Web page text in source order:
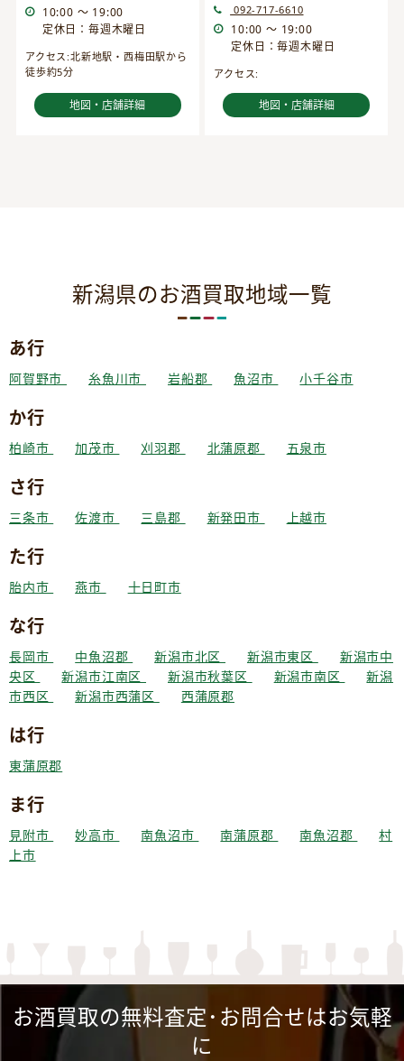
10:00 ～ 19:00
定休日：毎週木曜日
アクセス:北新地駅・西梅田駅から
徒歩約5分
地図・店舗詳細
092-717-6610
10:00 ～ 19:00
定休日：毎週木曜日
アクセス:
地図・店舗詳細
新潟県のお酒買取地域一覧
あ行
阿賀野市 糸魚川市 岩船郡 魚沼市 小千谷市
か行
柏崎市 加茂市 刈羽郡 北蒲原郡 五泉市
さ行
三条市 佐渡市 三島郡 新発田市 上越市
た行
胎内市 燕市 十日町市
な行
長岡市 中魚沼郡 新潟市北区 新潟市東区
新潟市中
央区
新潟市江南区 新潟市秋葉区 新潟市南区
新潟
市西区
新潟市西蒲区 西蒲原郡
は行
東蒲原郡
ま行
見附市 妙高市 南魚沼市 南蒲原郡 南魚沼郡
村
上市
お酒買取の無料査定･お問合せはお気軽
に